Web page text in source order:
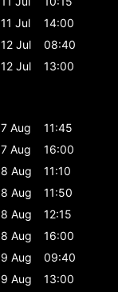
11 Jul
14:00
12 Jul
08:40
12 Jul
13:00
7 Aug
11:45
7 Aug
16:00
8 Aug
11:10
8 Aug
11:50
8 Aug
12:15
8 Aug
16:00
9 Aug
09:40
9 Aug
13:00